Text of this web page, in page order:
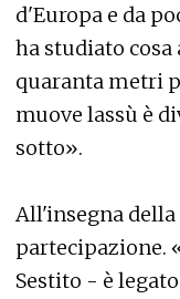
d'Europa e da
ha studiato cosa
quaranta metri
muove lassù è
sotto».
All'insegna
partecipazione.
Sestito - è